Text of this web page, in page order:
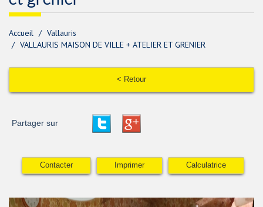
Accueil
Vallauris
VALLAURIS MAISON DE VILLE + ATELIER ET GRENIER
< Retour
Partager sur
Contacter Imprimer Calculatrice